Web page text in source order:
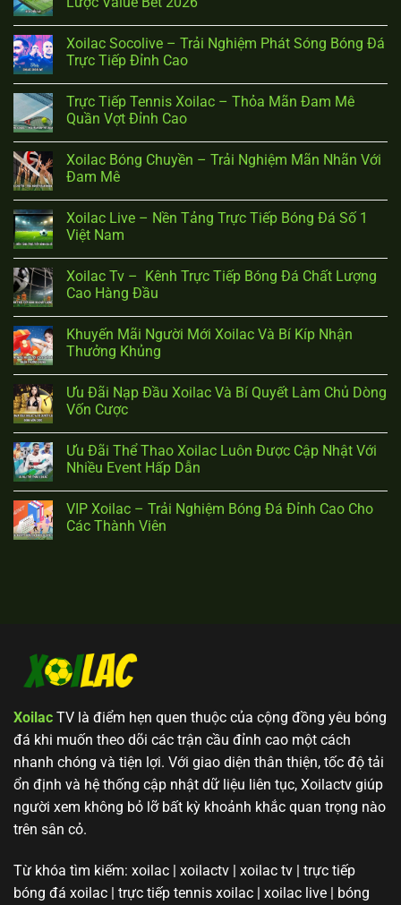
Xoilac Socolive – Trải Nghiệm Phát Sóng Bóng Đá
Trực Tiếp Đỉnh Cao
Trực Tiếp Tennis Xoilac – Thỏa Mãn Đam Mê
Quần Vợt Đỉnh Cao
Xoilac Bóng Chuyền – Trải Nghiệm Mãn Nhãn Với
Đam Mê
Xoilac Live – Nền Tảng Trực Tiếp Bóng Đá Số 1
Việt Nam
Xoilac Tv – Kênh Trực Tiếp Bóng Đá Chất Lượng
Cao Hàng Đầu
Khuyến Mãi Người Mới Xoilac Và Bí Kíp Nhận
Thưởng Khủng
Ưu Đãi Nạp Đầu Xoilac Và Bí Quyết Làm Chủ Dòng
Vốn Cược
Ưu Đãi Thể Thao Xoilac Luôn Được Cập Nhật Với
Nhiều Event Hấp Dẫn
VIP Xoilac – Trải Nghiệm Bóng Đá Đỉnh Cao Cho
Các Thành Viên
Xoilac TV là điểm hẹn quen thuộc của cộng đồng yêu bóng
đá khi muốn theo dõi các trận cầu đỉnh cao một cách
nhanh chóng và tiện lợi. Với giao diện thân thiện, tốc độ tải
ổn định và hệ thống cập nhật dữ liệu liên tục, Xoilactv giúp
người xem không bỏ lỡ bất kỳ khoảnh khắc quan trọng nào
trên sân cỏ.
Từ khóa tìm kiếm: xoilac | xoilactv | xoilac tv | trực tiếp
bóng đá xoilac | trực tiếp tennis xoilac | xoilac live | bóng